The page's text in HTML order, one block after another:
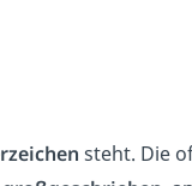
steht. Die